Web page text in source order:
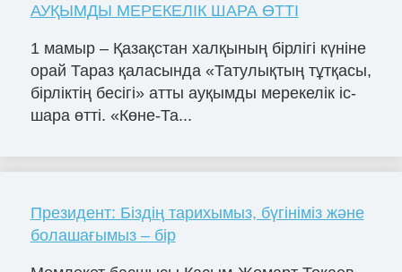
АУҚЫМДЫ МЕРЕКЕЛІК ШАРА ӨТТІ
1 мамыр – Қазақстан халқының бірлігі күніне
орай Тараз қаласында «Татулықтың тұтқасы,
бірліктің бесігі» атты ауқымды мерекелік іс-
шара өтті. «Көне-Та...
Президент: Біздің тарихымыз, бүгініміз және
болашағымыз – бір